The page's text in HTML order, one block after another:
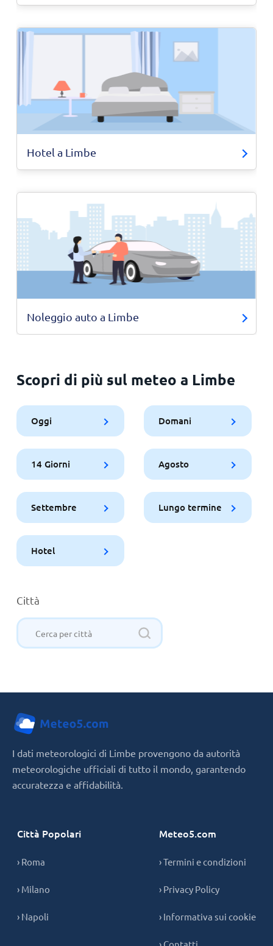
Hotel a Limbe
Noleggio auto a Limbe
Scopri di più sul meteo a Limbe
Oggi Domani
14 Giorni Agosto
Settembre Lungo termine
Hotel
Città
I dati meteorologici di Limbe provengono da autorità
meteorologiche ufficiali di tutto il mondo, garantendo
accuratezza e affidabilità.
Città Popolari
› Roma
› Milano
› Napoli
Meteo5.com
› Termini e condizioni
› Privacy Policy
› Informativa sui cookie